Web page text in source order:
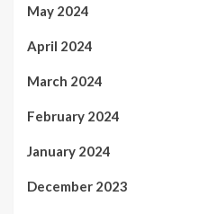
May 2024
April 2024
March 2024
February 2024
January 2024
December 2023